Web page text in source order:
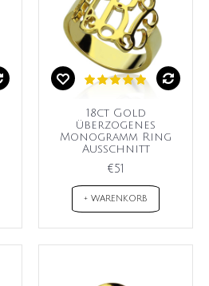
18ct Gold
überzogenes
Monogramm Ring
Ausschnitt
€51
+ WARENKORB